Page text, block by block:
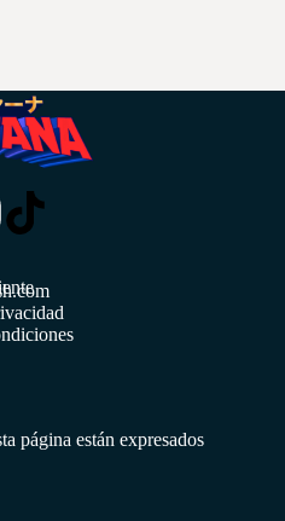
página están expresados